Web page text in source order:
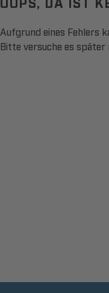
Aufgrund eines Fehlers
Bitte versuche es später